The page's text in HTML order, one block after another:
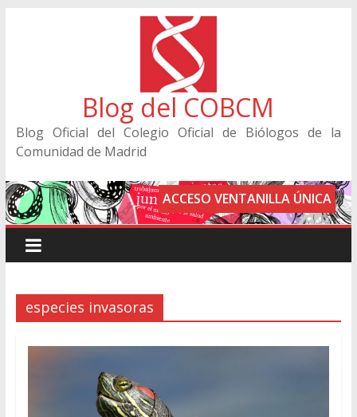
Blog del COBCM
Blog Oficial del Colegio Oficial de Biólogos de la
Comunidad de Madrid
ACCESO VENTANILLA ÚNICA
especies invasoras